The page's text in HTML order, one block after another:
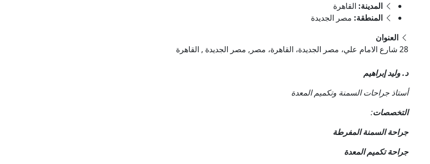
المدينة: القاهرة
المنطقة: مصر الجديدة
العنوان
28 شارع الامام علي، مصر الجديدة، القاهرة، مصر, مصر الجديدة , القاهرة
د. وليد إبراهيم
أستاذ جراحات السمنة وتكميم المعدة
التخصصات:
جراحة السمنة المفرطة
جراحة تكميم المعدة